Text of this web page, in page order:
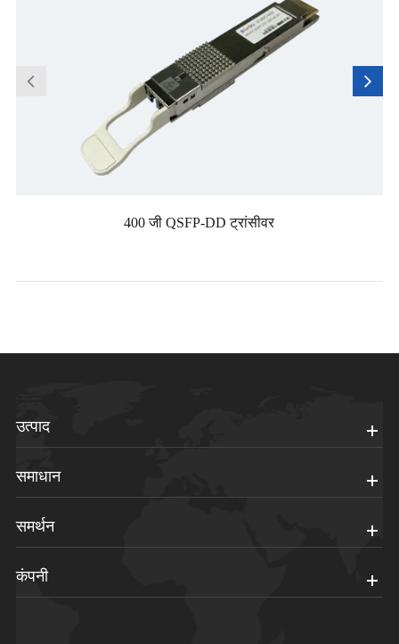
400 जी QSFP-DD ट्रांसीवर
उत्पाद
समाधान
समर्थन
कंपनी